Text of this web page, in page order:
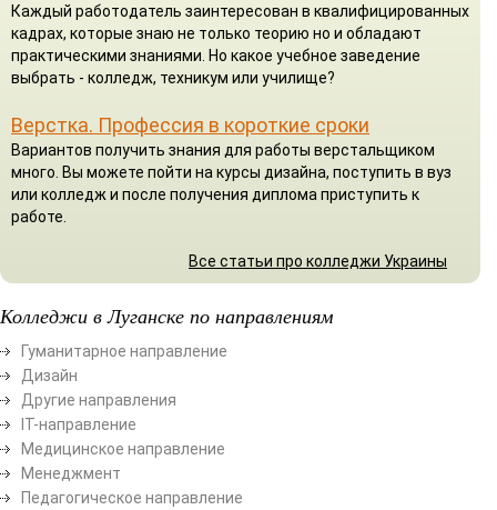
Каждый работодатель заинтересован в квалифицированных
кадрах, которые знаю не только теорию но и обладают
практическими знаниями. Но какое учебное заведение
выбрать - колледж, техникум или училище?
Верстка. Профессия в короткие сроки
Вариантов получить знания для работы верстальщиком
много. Вы можете пойти на курсы дизайна, поступить в вуз
или колледж и после получения диплома приступить к
работе.
Все статьи про колледжи Украины
Колледжи в Луганске по направлениям
Гуманитарное направление
Дизайн
Другие направления
ІТ-направление
Медицинское направление
Менеджмент
Педагогическое направление